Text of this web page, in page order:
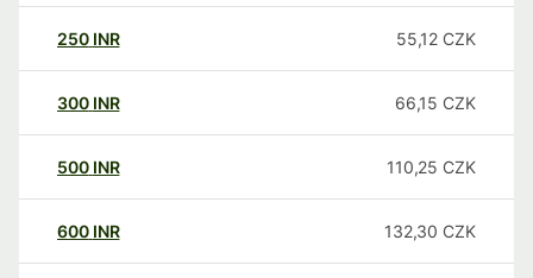
250 INR 55,12 CZK
300 INR 66,15 CZK
500 INR 110,25 CZK
600 INR 132,30 CZK